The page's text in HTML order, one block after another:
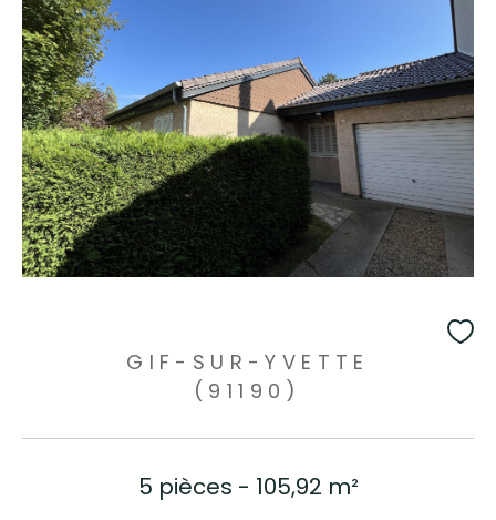
GIF-SUR-YVETTE
(91190)
5 pièces - 105,92 m²